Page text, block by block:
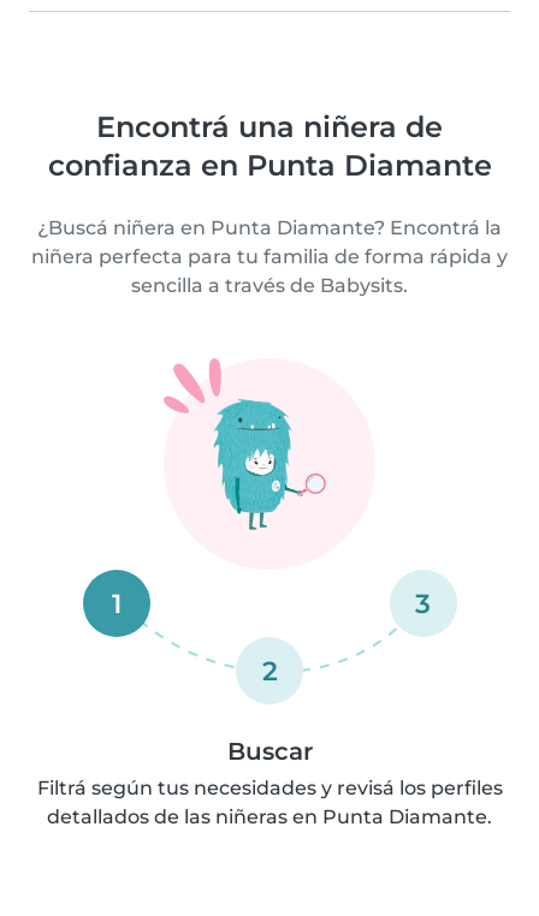
Encontrá una niñera de
confianza en Punta Diamante
¿Buscá niñera en Punta Diamante? Encontrá la
niñera perfecta para tu familia de forma rápida y
sencilla a través de Babysits.
1
2
3
Buscar
Filtrá según tus necesidades y revisá los perfiles
detallados de las niñeras en Punta Diamante.